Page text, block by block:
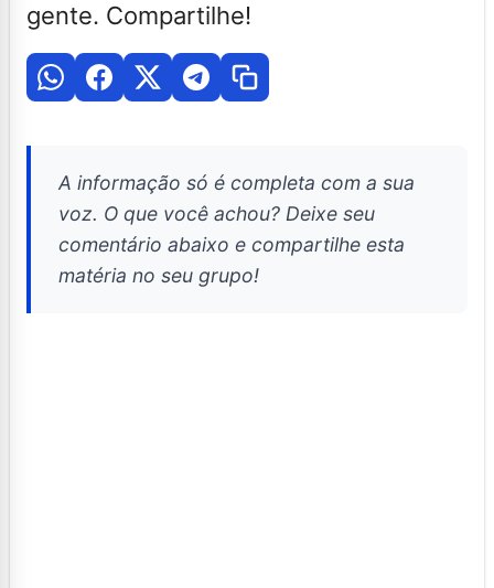
gente. Compartilhe!
A informação só é completa com a sua
voz. O que você achou? Deixe seu
comentário abaixo e compartilhe esta
matéria no seu grupo!